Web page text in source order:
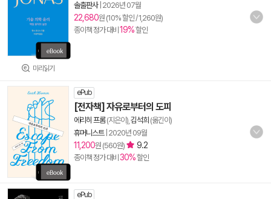
미리읽기
솔출판사| 2026년 07월
22,680원 (10% 할인 / 1,260원)
종이책 정가 대비 19%할인
ePub
[전자책] 자유로부터의 도피
에리히 프롬(지은이), 김석희 (옮긴이)
휴머니스트| 2020년 09월
11,200원 (560원) 9.2
종이책 정가 대비 30%할인
ePub